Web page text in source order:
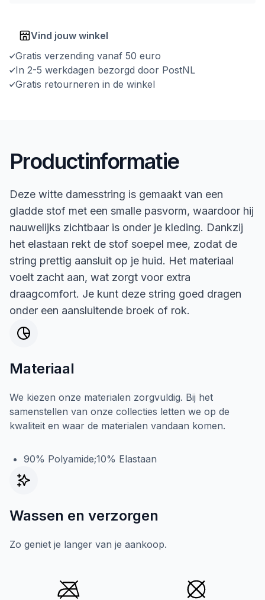
Vind jouw winkel
Gratis verzending vanaf 50 euro
In 2-5 werkdagen bezorgd door PostNL
Gratis retourneren in de winkel
Productinformatie
Deze witte damesstring is gemaakt van een
gladde stof met een smalle pasvorm, waardoor hij
nauwelijks zichtbaar is onder je kleding. Dankzij
het elastaan rekt de stof soepel mee, zodat de
string prettig aansluit op je huid. Het materiaal
voelt zacht aan, wat zorgt voor extra
draagcomfort. Je kunt deze string goed dragen
onder een aansluitende broek of rok.
Materiaal
We kiezen onze materialen zorgvuldig. Bij het
samenstellen van onze collecties letten we op de
kwaliteit en waar de materialen vandaan komen.
90% Polyamide;10% Elastaan
Wassen en verzorgen
Zo geniet je langer van je aankoop.